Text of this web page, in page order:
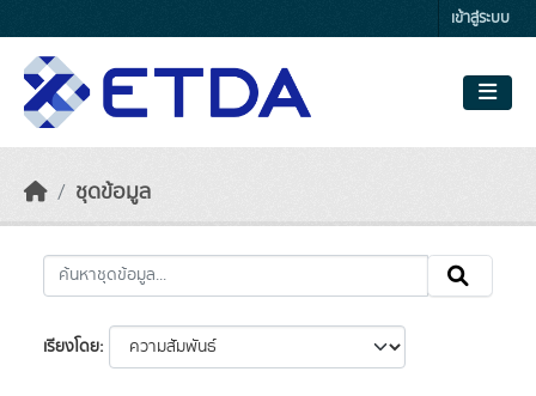
เข้าสู่ระบบ
ชุดข้อมูล
เรียงโดย